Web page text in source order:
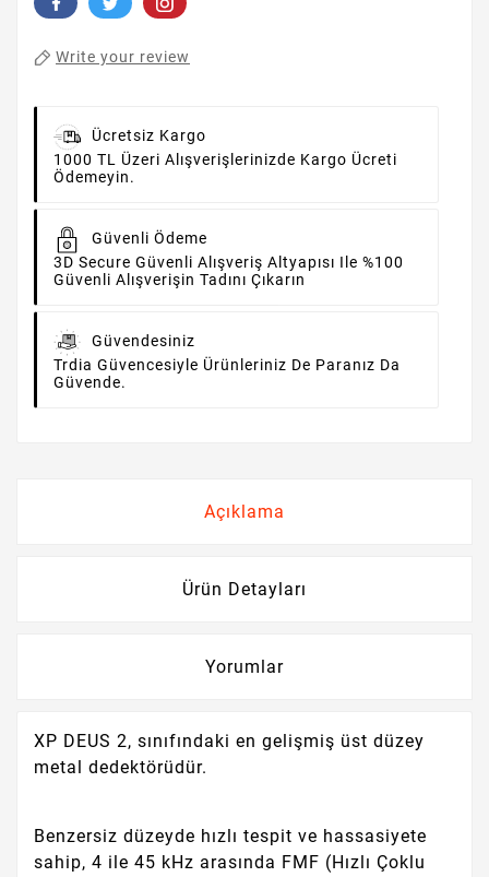
Write your review
Ücretsiz Kargo
1000 TL Üzeri Alışverişlerinizde Kargo Ücreti
Ödemeyin.
Güvenli Ödeme
3D Secure Güvenli Alışveriş Altyapısı Ile %100
Güvenli Alışverişin Tadını Çıkarın
Güvendesiniz
Trdia Güvencesiyle Ürünleriniz De Paranız Da
Güvende.
Açıklama
Ürün Detayları
Yorumlar
XP DEUS 2, sınıfındaki en gelişmiş üst düzey
metal dedektörüdür.
Benzersiz düzeyde hızlı tespit ve hassasiyete
sahip, 4 ile 45 kHz arasında FMF (Hızlı Çoklu